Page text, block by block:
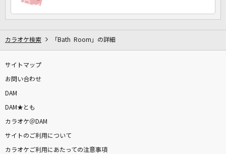
カラオケ検索 「Bath Room」の詳細
サイトマップ
お問い合わせ
DAM
DAM★とも
カラオケ＠DAM
サイトのご利用について
カラオケご利用にあたっての注意事項